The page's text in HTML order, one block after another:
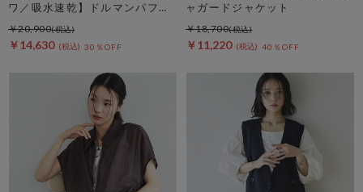
ワ／吸水速乾】ドルマンパフジ
ャケット
￥14,630 30％OFF
￥20,900
ャガードジャケット
￥11,220 40％OFF
￥18,700